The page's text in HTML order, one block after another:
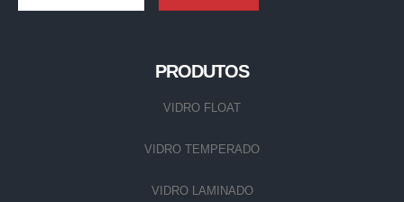
PRODUTOS
VIDRO FLOAT
VIDRO TEMPERADO
VIDRO LAMINADO